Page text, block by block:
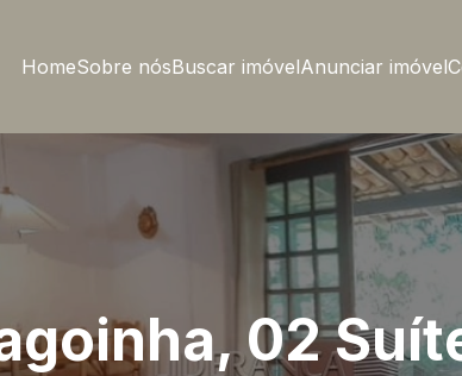
HomeSobre nósBuscar imóvelAnunciar imóvel
02